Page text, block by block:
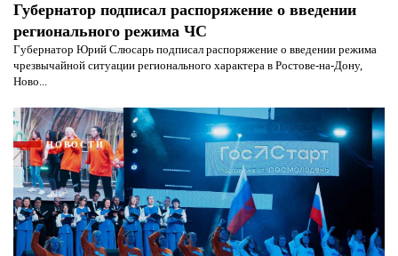
Губернатор подписал распоряжение о введении
регионального режима ЧС
Губернатор Юрий Слюсарь подписал распоряжение о введении режима
чрезвычайной ситуации регионального характера в Ростове-на-Дону,
Ново...
НОВОСТИ